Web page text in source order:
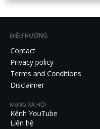
ĐIỀU HƯỚNG
Contact
Privacy policy
Terms and Conditions
Disclaimer
MẠNG XÃ HỘI
Kênh YouTube
Liên hệ